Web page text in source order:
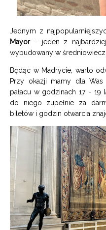
Jednym z
Mayor - jeden z
wybudowany w
Będąc w Madrycie, warto
Przy okazji mamy dla
pałacu w godzinach 17 -
do niego zupełnie za
biletów i godzin otwarcia